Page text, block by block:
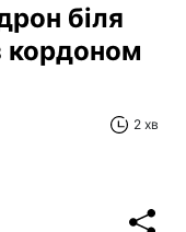
біля
кордоном
2 хв